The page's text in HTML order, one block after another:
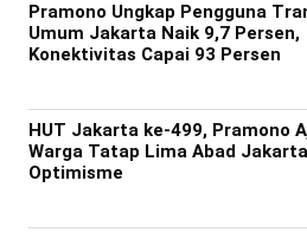
Pramono Ungkap Pengguna
Umum Jakarta Naik 9,7 Persen,
Konektivitas Capai 93 Persen
HUT Jakarta ke-499, Pramono
Warga Tatap Lima Abad
Optimisme